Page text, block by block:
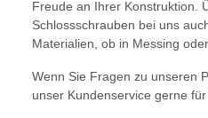
Freude an Ihrer Konstruktion.
Schlossschrauben bei uns
Materialien, ob in Messing
Wenn Sie Fragen zu unseren
unser Kundenservice gerne für